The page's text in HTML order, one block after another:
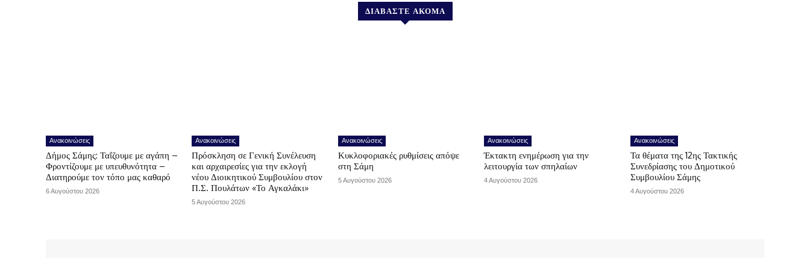
ΔΙΑΒΑΣΤΕ ΑΚΟΜΑ
Ανακοινώσεις
Δήμος Σάμης: Ταΐζουμε με αγάπη –
Φροντίζουμε με υπευθυνότητα –
Διατηρούμε τον τόπο μας καθαρό
6 Αυγούστου 2026
Ανακοινώσεις
Πρόσκληση σε Γενική Συνέλευση
και αρχαιρεσίες για την εκλογή
νέου Διοικητικού Συμβουλίου στον
Π.Σ. Πουλάτων «Το Αγκαλάκι»
5 Αυγούστου 2026
Ανακοινώσεις
Κυκλοφοριακές ρυθμίσεις απόψε
στη Σάμη
5 Αυγούστου 2026
Ανακοινώσεις
Έκτακτη ενημέρωση για την
λειτουργία των σπηλαίων
4 Αυγούστου 2026
Ανακοινώσεις
Τα θέματα της 12ης Τακτικής
Συνεδρίασης του Δημοτικού
Συμβουλίου Σάμης
4 Αυγούστου 2026